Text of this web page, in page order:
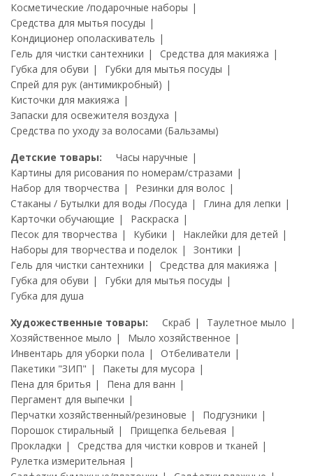
Косметические /подарочные наборы
Средства для мытья посуды
Кондиционер ополаскиватель
Гель для чистки сантехники
Средства для макияжа
Губка для обуви
Губки для мытья посуды
Спрей для рук (антимикробный)
Кисточки для макияжа
Запаски для освежителя воздуха
Средства по уходу за волосами (Бальзамы)
Детские товары:
Часы наручные
Картины для рисования по номерам/стразами
Набор для творчества
Резинки для волос
Стаканы / Бутылки для воды /Посуда
Глина для лепки
Карточки обучающие
Раскраска
Песок для творчества
Кубики
Наклейки для детей
Наборы для творчества и поделок
Зонтики
Гель для чистки сантехники
Средства для макияжа
Губка для обуви
Губки для мытья посуды
Губка для душа
Художественные товары:
Скраб
Таулетное мыло
Хозяйственное мыло
Мыло хозяйственное
Инвентарь для уборки пола
Отбеливатели
Пакетики "ЗИП"
Пакеты для мусора
Пена для бритья
Пена для ванн
Пергамент для выпечки
Перчатки хозяйственный/резиновые
Подгузники
Порошок стиральный
Прищепка бельевая
Прокладки
Средства для чистки ковров и тканей
Рулетка измерительная